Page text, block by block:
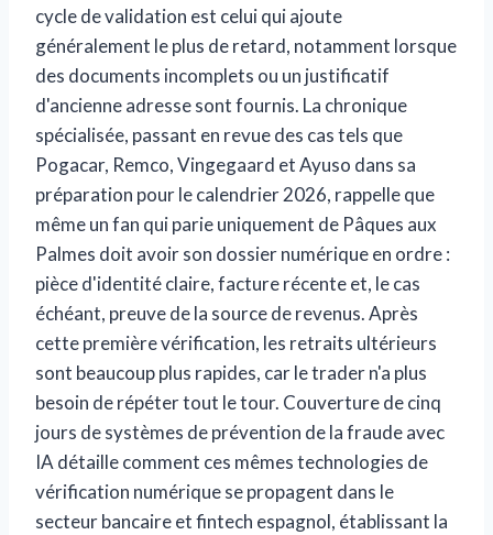
cycle de validation est celui qui ajoute
généralement le plus de retard, notamment lorsque
des documents incomplets ou un justificatif
d'ancienne adresse sont fournis. La chronique
spécialisée, passant en revue des cas tels que
Pogacar, Remco, Vingegaard et Ayuso dans sa
préparation pour le calendrier 2026, rappelle que
même un fan qui parie uniquement de Pâques aux
Palmes doit avoir son dossier numérique en ordre :
pièce d'identité claire, facture récente et, le cas
échéant, preuve de la source de revenus. Après
cette première vérification, les retraits ultérieurs
sont beaucoup plus rapides, car le trader n'a plus
besoin de répéter tout le tour. Couverture de cinq
jours desystèmes de prévention de la fraude avec
IAdétaille comment ces mêmes technologies de
vérification numérique se propagent dans le
secteur bancaire et fintech espagnol, établissant la